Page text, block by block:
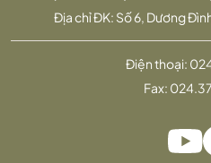
Địa chỉ ĐK: Số 6, Dương
Điện thoại:
Fax: